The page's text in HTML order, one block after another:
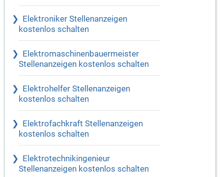
Elektroniker Stellenanzeigen
kostenlos schalten
Elektromaschinenbauermeister
Stellenanzeigen kostenlos schalten
Elektrohelfer Stellenanzeigen
kostenlos schalten
Elektrofachkraft Stellenanzeigen
kostenlos schalten
Elektrotechnikingenieur
Stellenanzeigen kostenlos schalten